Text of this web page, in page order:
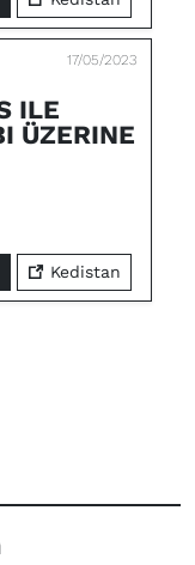
17/05/2023
ILE
ÜZERINE
Kedistan